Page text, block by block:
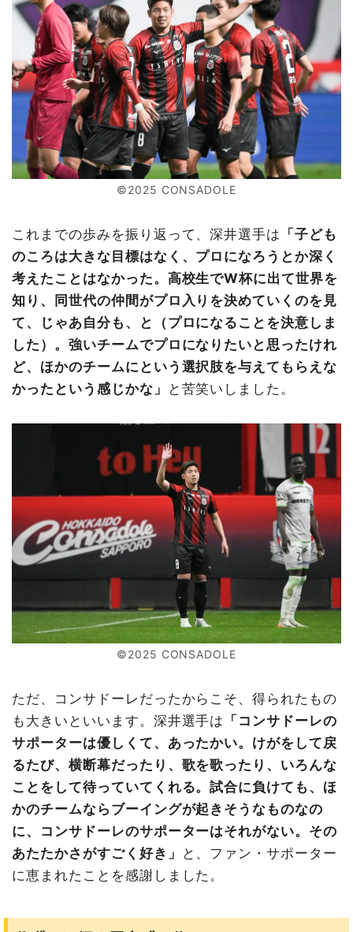
©2025 CONSADOLE
これまでの歩みを振り返って、深井選手は 「子ども
のころは大きな目標はなく、プロになろうとか深く
考えたことはなかった。高校生でW杯に出て世界を
知り、同世代の仲間がプロ入りを決めていくのを見
て、じゃあ自分も、と（プロになることを決意しま
した）。強いチームでプロになりたいと思ったけれ
ど、ほかのチームにという選択肢を与えてもらえな
かったという感じかな」
と苦笑いしました。
©2025 CONSADOLE
ただ、コンサドーレだったからこそ、得られたもの
も大きいといいます。深井選手は 「コンサドーレの
サポーターは優しくて、あったかい。けがをして戻
るたび、横断幕だったり、歌を歌ったり、いろんな
ことをして待っていてくれる。試合に負けても、ほ
かのチームならブーイングが起きそうなものなの
に、コンサドーレのサポーターはそれがない。その
あたたかさがすごく好き」
と、ファン・サポーター
に恵まれたことを感謝しました。